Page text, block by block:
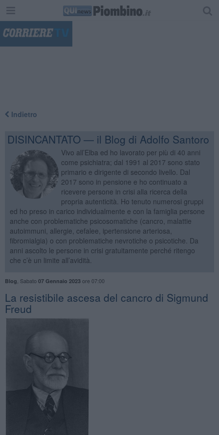
Indietro
DISINCANTATO — il Blog di Adolfo Santoro
Vivo all’Elba ed ho lavorato per più di 40 anni
come psichiatra; dal 1991 al 2017 sono stato
primario e dirigente di secondo livello. Dal
2017 sono in pensione e ho continuato a
ricevere persone in crisi alla ricerca della
propria autenticità. Ho tenuto numerosi gruppi
ed ho preso in carico individualmente e con la famiglia persone
anche con problematiche psicosomatiche (cancro, malattie
autoimmuni, allergie, cefalee, ipertensione arteriosa,
fibromialgia) o con problematiche nevrotiche o psicotiche. Da
anni ascolto le persone in crisi gratuitamente perché ritengo
che c’è un limite all’avidità.
Blog Sabato 07 Gennaio 2023ore 07:00
​La resistibile ascesa del cancro di Sigmund
Freud